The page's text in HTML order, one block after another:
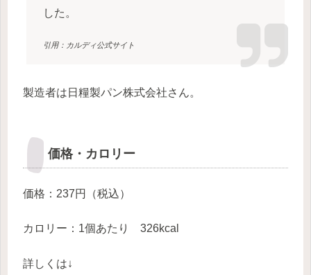
した。
引用：カルディ公式サイト
製造者は日糧製パン株式会社さん。
価格・カロリー
価格：237円（税込）
カロリー：1個あたり 326kcal
詳しくは↓